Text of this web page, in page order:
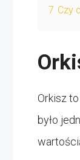
7 Czy
Orkisz
było